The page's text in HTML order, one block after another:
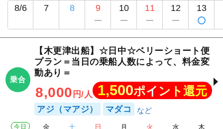
8/6 7 8 9 10 11 12 13
乗合
【木更津出船】☆日中☆ベリーショート便
プラン＝当日の乗船人数によって、料金変
動あり＝
8,000 円/人 1,500ポイント還元
アジ（マアジ） マダコ
今日 金 土 日 月 火 水 木